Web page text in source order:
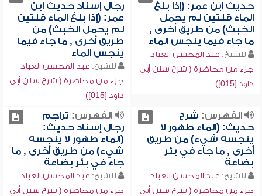
حديث ابن عمر: (إذا بلغ
الماء قلتين لم يحمل
الخبث) من طريق أخرى ,
ما جاء فيما ينجس الماء
للشيخ: عبد المحسن العباد
جزء من محاضرة ( شرح سنن أبي
داود [015])
رجال إسناد حديث ابن
عمر: (إذا بلغ الماء قلتين
لم يحمل الخبث) من
طريق أخرى , ما جاء فيما
ينجس الماء
للشيخ: عبد المحسن العباد
جزء من محاضرة ( شرح سنن أبي
داود [015])
الفهرس: شرح
حديث: (الماء طهور لا
ينجسه شيء) من طريق
أخرى , ما جاء في بئر
بضاعة
للشيخ: عبد المحسن العباد
جزء من محاضرة ( شرح سنن أبي
الفهرس: تراجم
رجال إسناد حديث:
(الماء طهور لا ينجسه
شيء) من طريق أخرى , ما
جاء في بئر بضاعة
للشيخ: عبد المحسن العباد
جزء من محاضرة ( شرح سنن أبي